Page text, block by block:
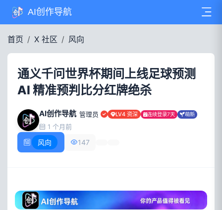
AI创作导航
首页 X 社区 风向
通义千问世界杯期间上线足球预测
AI 精准预判比分红牌绝杀
AI创作导航 管理员 LV4 资深 连续登录7天 萌新
1 个月前
风向 147